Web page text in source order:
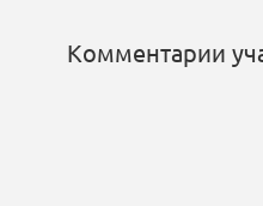
Комментарии